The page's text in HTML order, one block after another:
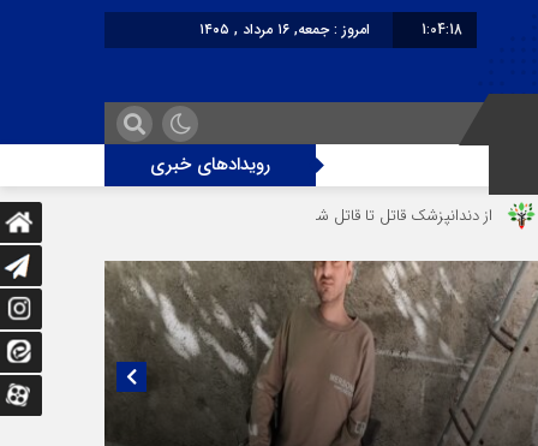
1:04:18
امروز : جمعه, ۱۶ مرداد , ۱۴۰۵
رویدادهای خبری
شدن رستوران‌‌دار دختر ۱۶ ساله در تصادف آزادراه قزوین-کرج به کام مرگ رفت